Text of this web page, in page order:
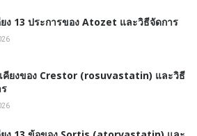
ยง 13 ประการของ Atozet และวิธีจัดการ
คียงของ Crestor (rosuvastatin) และวิธี